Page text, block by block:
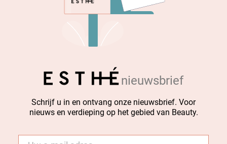
nieuwsbrief
Schrijf u in en ontvang onze nieuwsbrief. Voor
nieuws en verdieping op het gebied van Beauty.